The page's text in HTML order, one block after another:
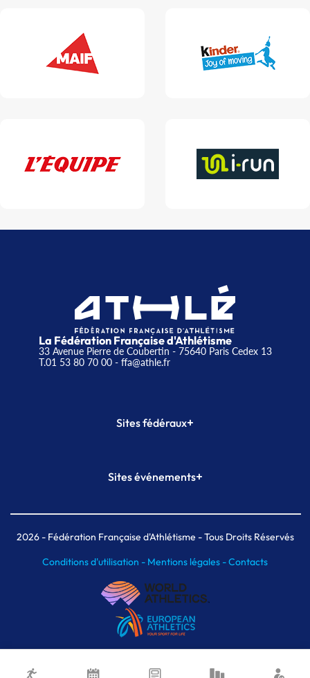
La Fédération Française d'Athlétisme
33 Avenue Pierre de Coubertin - 75640 Paris Cedex 13
T.01 53 80 70 00- ffa@athle.fr
Sites fédéraux+
Plateforme Formation
Sites événements+
Meeting de Paris indoor
MAIF Ekiden de Paris
2026- Fédération Française d'Athlétisme - Tous Droits Réservés
Conditions d'utilisation - Mentions légales -Contacts